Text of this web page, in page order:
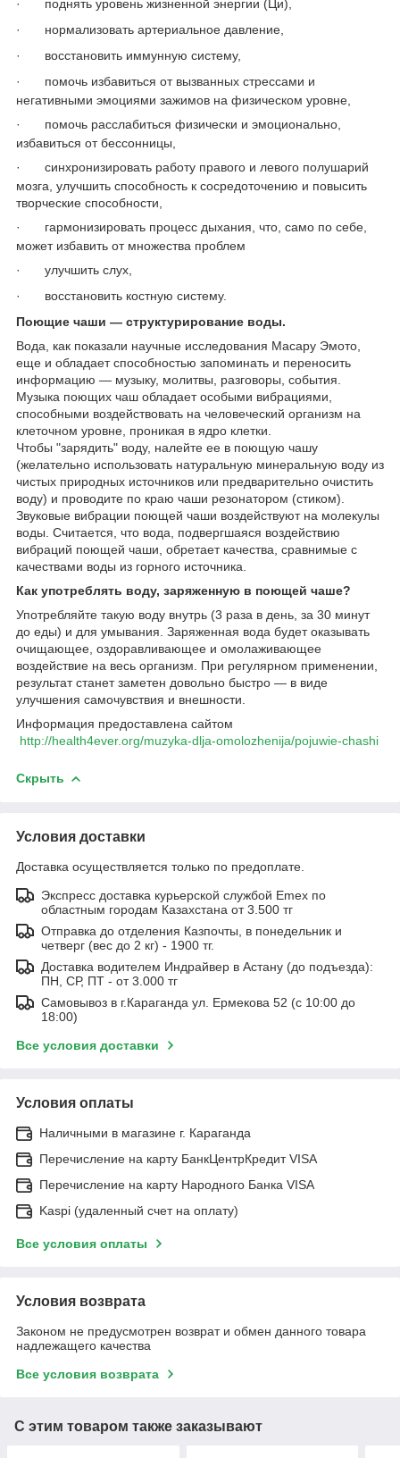
·
поднять уровень жизненной энергии (Ци),
·
нормализовать артериальное давление,
·
восстановить иммунную систему,
·
помочь избавиться от вызванных стрессами и
негативными эмоциями зажимов на физическом уровне,
·
помочь расслабиться физически и эмоционально,
избавиться от бессонницы,
·
синхронизировать работу правого и левого полушарий
мозга, улучшить способность к сосредоточению и повысить
творческие способности,
·
гармонизировать процесс дыхания, что, само по себе,
может избавить от множества проблем
·
улучшить слух,
·
восстановить костную систему.
Поющие чаши ― структурирование воды.
Вода, как показали научные исследования Масару Эмото,
еще и обладает способностью запоминать и переносить
информацию ― музыку, молитвы, разговоры, события.
Музыка поющих чаш обладает особыми вибрациями,
способными воздействовать на человеческий организм на
клеточном уровне, проникая в ядро клетки.
Чтобы "зарядить" воду, налейте ее в поющую чашу
(желательно использовать натуральную минеральную воду из
чистых природных источников или предварительно очистить
воду) и проводите по краю чаши резонатором (стиком).
Звуковые вибрации поющей чаши воздействуют на молекулы
воды. Считается, что вода, подвергшаяся воздействию
вибраций поющей чаши, обретает качества, сравнимые с
качествами воды из горного источника.
Как употреблять воду, заряженную в поющей чаше?
Употребляйте такую воду внутрь (3 раза в день, за 30 минут
до еды) и для умывания. Заряженная вода будет оказывать
очищающее, оздоравливающее и омолаживающее
воздействие на весь организм. При регулярном применении,
результат станет заметен довольно быстро ― в виде
улучшения самочувствия и внешности.
Информация предоставлена сайтом
http://health4ever.org/muzyka-dlja-omolozhenija/pojuwie-chashi
Скрыть
Условия доставки
Доставка осуществляется только по предоплате.
Экспресс доставка курьерской службой Emex по
областным городам Казахстана от 3.500 тг
Отправка до отделения Казпочты, в понедельник и
четверг (вес до 2 кг) - 1900 тг.
Доставка водителем Индрайвер в Астану (до подъезда):
ПН, СР, ПТ - от 3.000 тг
Самовывоз в г.Караганда ул. Ермекова 52 (с 10:00 до
18:00)
Все условия доставки
Условия оплаты
Наличными в магазине г. Караганда
Перечисление на карту БанкЦентрКредит VISA
Перечисление на карту Народного Банка VISA
Kaspi (удаленный счет на оплату)
Все условия оплаты
Условия возврата
Законом не предусмотрен возврат и обмен данного товара
надлежащего качества
Все условия возврата
С этим товаром также заказывают